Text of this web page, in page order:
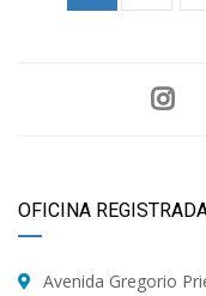
OFICINA
Avenida Gregorio